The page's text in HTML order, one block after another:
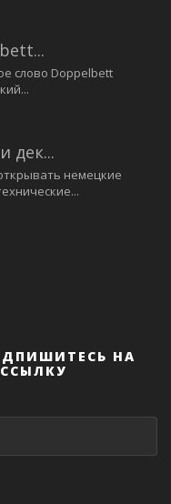
слово Doppelbett
дек...
немецкие
НА